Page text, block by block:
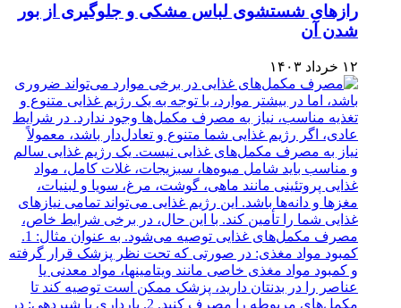
رازهای شستشوی لباس مشکی و جلوگیری از بور
شدن آن
۱۲ خرداد ۱۴۰۳